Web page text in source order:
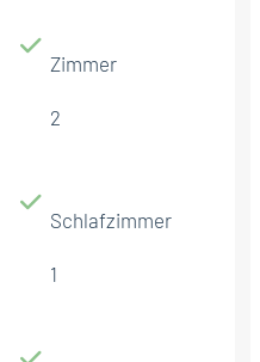
Zimmer
2
Schlafzimmer
1